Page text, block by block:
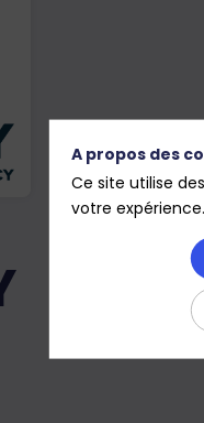
A propos des
Ce site utilise
votre expérience.